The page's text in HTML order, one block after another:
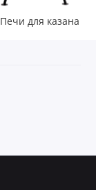
Печи для казана